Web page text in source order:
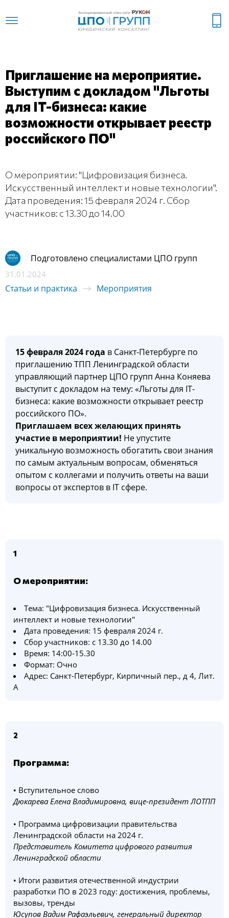
Приглашение на мероприятие.
Выступим с докладом "Льготы
для IT-бизнеса: какие
возможности открывает реестр
российского ПО"
О мероприятии: "Цифровизация бизнеса.
Искусственный интеллект и новые технологии".
Дата проведения: 15 февраля 2024 г. Сбор
участников: с 13.30 до 14.00
Подготовлено специалистами ЦПО групп
31.01.2024
Статьи и практика Мероприятия
15 февраля 2024 года в Санкт-Петербурге по
приглашению ТПП Ленинградской области
управляющий партнер ЦПО групп Анна Коняева
выступит с докладом на тему: «Льготы для IT-
бизнеса: какие возможности открывает реестр
российского ПО».
Приглашаем всех желающих принять
участие в мероприятии! Не упустите
уникальную возможность обогатить свои знания
по самым актуальным вопросам, обменяться
опытом с коллегами и получить ответы на ваши
вопросы от экспертов в IT сфере.
1
О мероприятии:
Тема: "Цифровизация бизнеса. Искусственный
интеллект и новые технологии"
Дата проведения: 15 февраля 2024 г.
Сбор участников: с 13.30 до 14.00
Время: 14:00-15.30
Формат: Очно
Адрес: Санкт-Петербург, Кирпичный пер., д 4, Лит.
А
2
Программа:
• Вступительное слово
Дюкарева Елена Владимировна, вице-президент ЛОТПП
• Программа цифровизации правительства
Ленинградской области на 2024 г.
Представитель Комитета цифрового развития
Ленинградской области
• Итоги развития отечественной индустрии
разработки ПО в 2023 году: достижения, проблемы,
вызовы, тренды
Юсупов Вадим Рафаэльевич, генеральный директор